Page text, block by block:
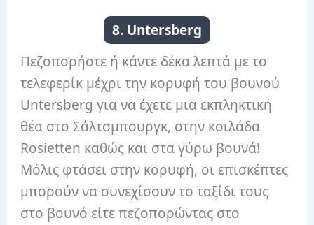
8. Untersberg
Πεζοπορήστε ή κάντε δέκα λεπτά με το
τελεφερίκ μέχρι την κορυφή του βουνού
Untersberg για να έχετε μια εκπληκτική
θέα στο Σάλτσμπουργκ, στην κοιλάδα
Rosietten καθώς και στα γύρω βουνά!
Μόλις φτάσει στην κορυφή, οι επισκέπτες
μπορούν να συνεχίσουν το ταξίδι τους
στο βουνό είτε πεζοπορώντας στο